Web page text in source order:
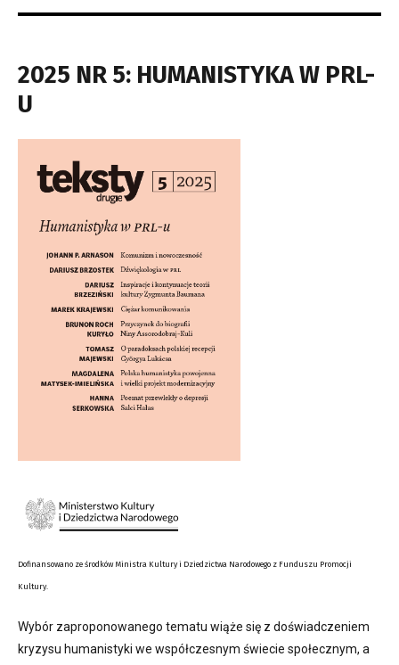
2025 NR 5: HUMANISTYKA W PRL-
U
Dofinansowano ze środków Ministra Kultury i Dziedzictwa Narodowego z Funduszu Promocji
Kultury.
Wybór zaproponowanego tematu wiąże się z doświadczeniem
kryzysu humanistyki we współczesnym świecie społecznym, a